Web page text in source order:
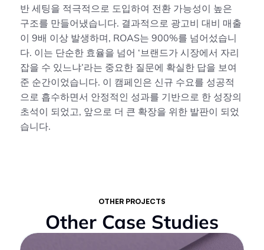
반 세팅을 적극적으로 도입하여 전환 가능성이 높은
구조를 만들어냈습니다. 결과적으로 광고비 대비 매출
이 9배 이상 발생하며, ROAS는 900%를 넘어섰습니
다. 이는 단순한 효율을 넘어 ‘브랜드가 시장에서 자리
잡을 수 있느냐’라는 중요한 질문에 확실한 답을 보여
준 순간이었습니다. 이 캠페인은 신규 수요를 성공적
으로 흡수하면서 안정적인 성과를 기반으로 한 성장의
초석이 되었고, 앞으로 더 큰 확장을 위한 발판이 되었
습니다.
OTHER PROJECTS
Other Case Studies